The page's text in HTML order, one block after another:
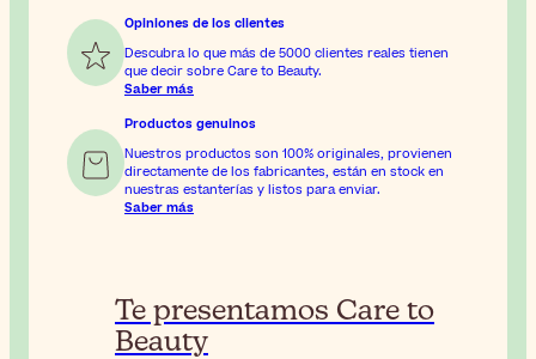
Opiniones de los clientes
Descubra lo que más de 5000 clientes reales tienen
que decir sobre Care to Beauty.
Saber más
Productos genuinos
Nuestros productos son 100% originales, provienen
directamente de los fabricantes, están en stock en
nuestras estanterías y listos para enviar.
Saber más
Te presentamos Care to
Beauty